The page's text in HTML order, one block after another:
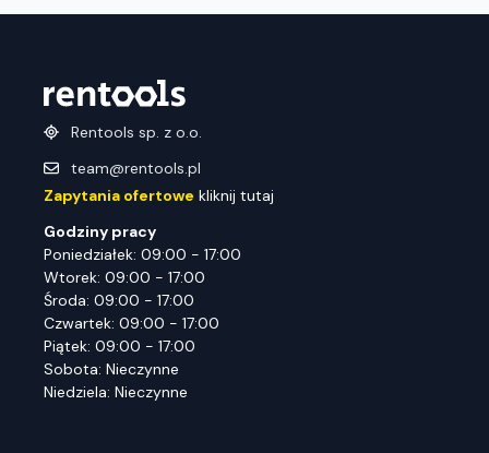
Rentools sp. z o.o.
team@rentools.pl
Zapytania ofertowe kliknij tutaj
Godziny pracy
Poniedziałek: 09:00 - 17:00
Wtorek: 09:00 - 17:00
Środa: 09:00 - 17:00
Czwartek: 09:00 - 17:00
Piątek: 09:00 - 17:00
Sobota: Nieczynne
Niedziela: Nieczynne